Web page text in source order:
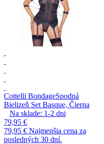
Cottelli BondageSpodná
Bielizeň Set Basque, Čierna
Na sklade: 1-2 dni
79,95 €
79,95 € Najmenšia cena za
posledných 30 dní.